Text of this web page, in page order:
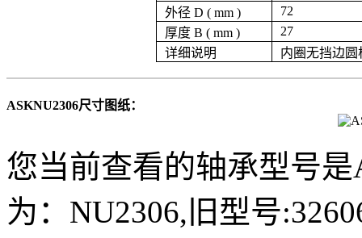
外径 D ( mm )
72
厚度 B ( mm )
27
详细说明
内圈无挡边圆
ASKNU2306尺寸图纸：
您当前查看的轴承型号
为：NU2306,旧型号